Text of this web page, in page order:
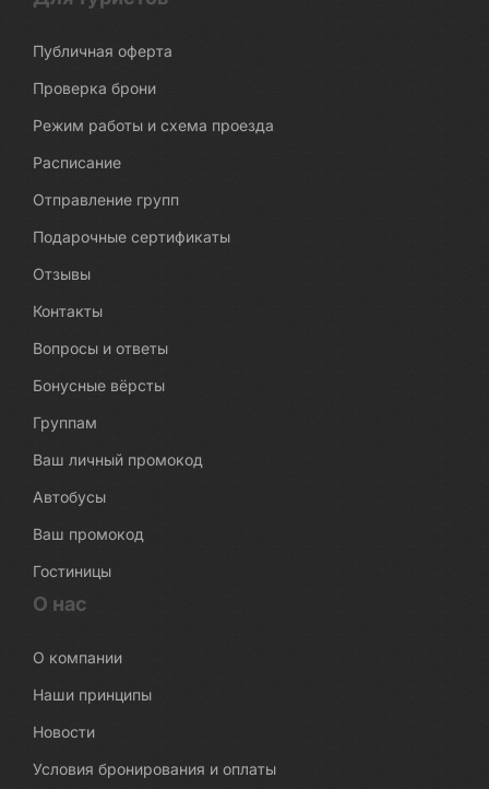
Публичная оферта
Проверка брони
Режим работы и схема проезда
Расписание
Отправление групп
Подарочные сертификаты
Отзывы
Контакты
Вопросы и ответы
Бонусные вёрсты
Группам
Ваш личный промокод
Автобусы
Ваш промокод
Гостиницы
О нас
О компании
Наши принципы
Новости
Условия бронирования и оплаты